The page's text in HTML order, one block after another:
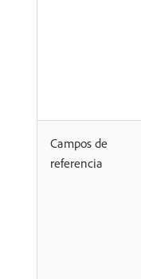
Campos de
referencia